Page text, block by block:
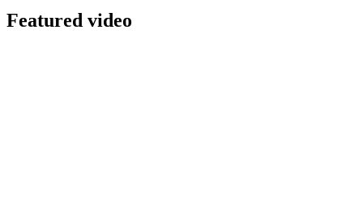
Featured video